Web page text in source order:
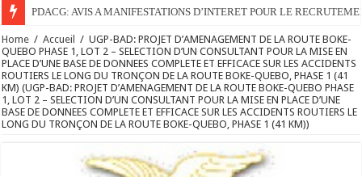
PDACG: AVIS A MANIFESTATIONS D’INTERET POUR LE
Home / Accueil / UGP-BAD: PROJET D’AMENAGEMENT DE LA ROUTE BOKE-
QUEBO PHASE 1, LOT 2 – SELECTION D’UN CONSULTANT POUR LA MISE EN
PLACE D’UNE BASE DE DONNEES COMPLETE ET EFFICACE SUR LES ACCIDENTS
ROUTIERS LE LONG DU TRONÇON DE LA ROUTE BOKE-QUEBO, PHASE 1 (41
KM) (UGP-BAD: PROJET D’AMENAGEMENT DE LA ROUTE BOKE-QUEBO PHASE
1, LOT 2 – SELECTION D’UN CONSULTANT POUR LA MISE EN PLACE D’UNE
BASE DE DONNEES COMPLETE ET EFFICACE SUR LES ACCIDENTS ROUTIERS LE
LONG DU TRONÇON DE LA ROUTE BOKE-QUEBO, PHASE 1 (41 KM))